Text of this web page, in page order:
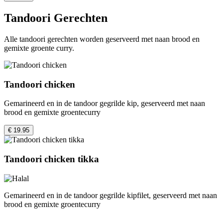
Tandoori Gerechten
Alle tandoori gerechten worden geserveerd met naan brood en
gemixte groente curry.
Tandoori chicken
Gemarineerd en in de tandoor gegrilde kip, geserveerd met naan
brood en gemixte groentecurry
€ 19.95
Tandoori chicken tikka
Gemarineerd en in de tandoor gegrilde kipfilet, geserveerd met naan
brood en gemixte groentecurry